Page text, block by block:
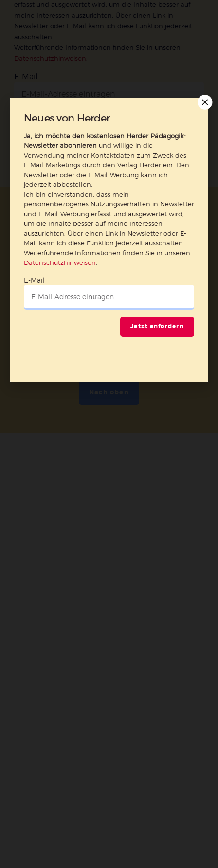
erfasst und ausgewertet wird, um die Inhalte besser auf
meine Interessen auszurichten. Über einen Link in
Newsletter oder E-Mail kann ich diese Funktion jederzeit
ausschalten.
Weiterführende Informationen finden Sie in unseren
Datenschutzhinweisen.
E-Mail
AGB und Widerrufsbelehrung
Datenschutz
Barrierefreiheit
Impressum
Vertrag widerrufen
Nach oben
Neues von Herder
Ja, ich möchte den kostenlosen Herder Pädagogik-
Newsletter abonnieren und willige in die
Verwendung meiner Kontaktdaten zum Zweck des
E-Mail-Marketings durch den Verlag Herder ein. Den
Newsletter oder die E-Mail-Werbung kann ich
jederzeit abbestellen.
Ich bin einverstanden, dass mein
personenbezogenes Nutzungsverhalten in Newsletter
und E-Mail-Werbung erfasst und ausgewertet wird,
um die Inhalte besser auf meine Interessen
auszurichten. Über einen Link in Newsletter oder E-
Mail kann ich diese Funktion jederzeit ausschalten.
Weiterführende Informationen finden Sie in unseren
Datenschutzhinweisen
E-Mail
Jetzt anfordern